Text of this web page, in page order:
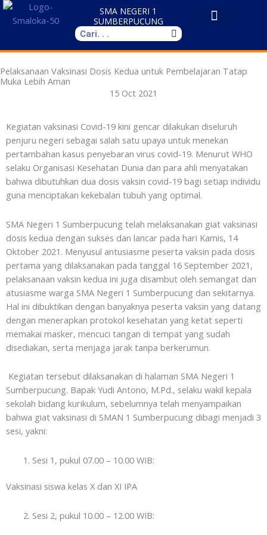
Skip
SMA NEGERI 1
SUMBERPUCUNG
Search
Pelaksanaan Vaksinasi Dosis Kedua untuk Pembelajaran Tatap
Muka Lebih Aman
15 Oct 2021
Kegiatan vaksinasi Covid-19 kini gencar dilakukan diseluruh
penjuru negeri sebagai salah satu upaya untuk menekan
pertambahan kasus penyebaran virus covid-19. Menurut WHO
selaku Organisasi Kesehatan Dunia dan para ahli menyatakan
bahwa dibutuhkan dua dosis vaksin covid-19 bagi setiap individu
guna menciptakan kekebalan tubuh yang optimal.
SMA Negeri 1 Sumberpucung telah melaksanakan giat vaksinasi
dosis kedua dengan sukses dan lancar pada hari Kamis, 14
Oktober 2021. Menyusul antusiasme peserta vaksin pada dosis
pertama yang dilaksanakan pada tanggal 16 September 2021,
pelaksanaan vaksin kedua ini juga disambut oleh semangat dan
atusiasme warga SMA Negeri 1 Sumberpucung dan sekitarnya.
Hal ini dibuktikan dengan banyaknya peserta vaksin yang datang
dengan menerapkan protokol kesehatan yang ketat seperti
memakai masker, mencuci tangan di tempat yang sudah
disediakan, serta menjaga jarak tanpa berkerumun.
Kegiatan tersebut dilaksanakan di halaman SMA Negeri 1
Sumberpucung. Bapak Yudi Antono, M.Pd., selaku wakil kepala
sekolah bidang kurikulum, sebelumnya telah menyampaikan
bahwa giat vaksinasi di SMAN 1 Sumberpucung dibagi menjadi 3
sesi, yakni:
Sesi 1, pukul 07.00 – 10.00 WIB:
Vaksinasi siswa kelas X dan XI IPA
Sesi 2, pukul 10.00 – 12.00 WIB: